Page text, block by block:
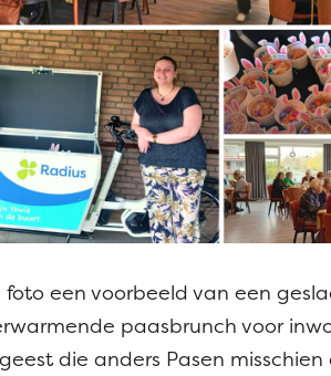
foto een voorbeeld van een
paasbrunch voor
die anders Pasen